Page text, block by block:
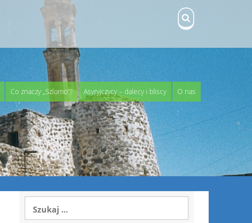
Co znaczy „Szlomo”? Asyryjczycy – dalecy i bliscy O nas
Szukaj: